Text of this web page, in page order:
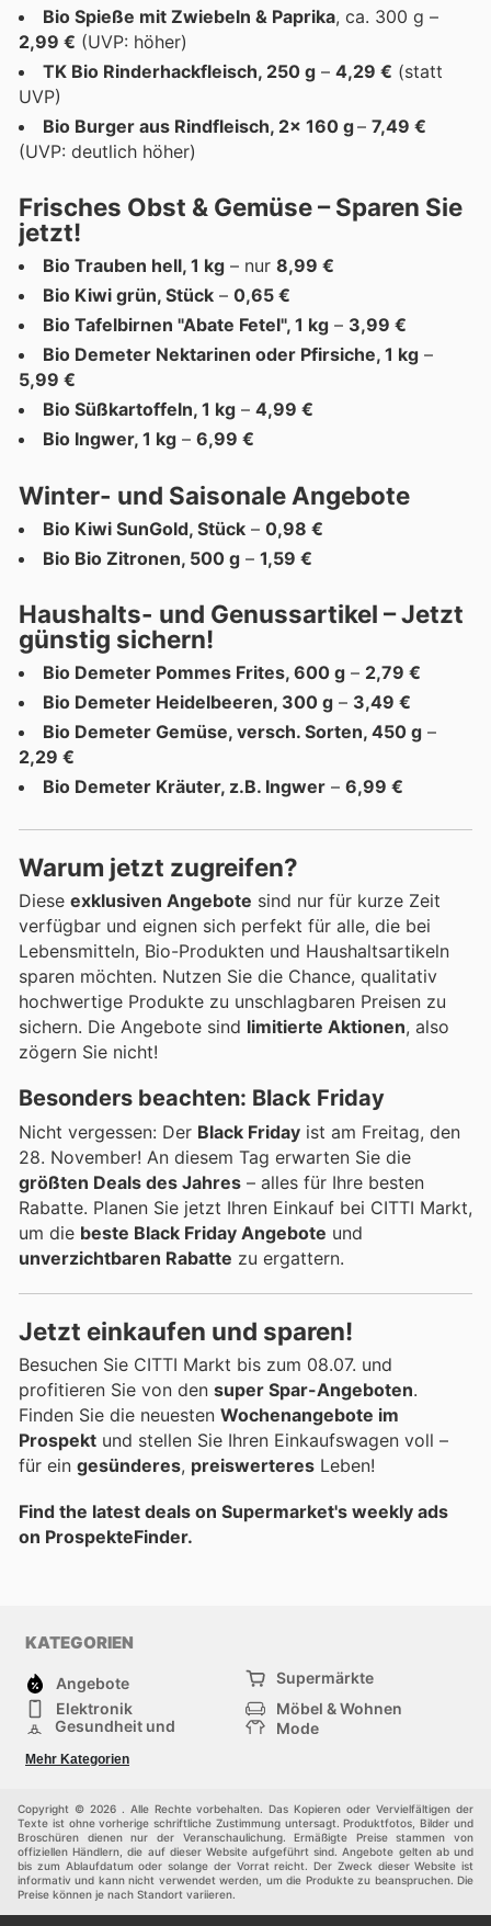
Bio Spieße mit Zwiebeln & Paprika, ca. 300 g –
2,99 € (UVP: höher)
TK Bio Rinderhackfleisch, 250 g – 4,29 € (statt
UVP)
Bio Burger aus Rindfleisch, 2x 160 g– 7,49 €
(UVP: deutlich höher)
Frisches Obst & Gemüse – Sparen Sie
jetzt!
Bio Trauben hell, 1 kg – nur 8,99 €
Bio Kiwi grün, Stück – 0,65 €
Bio Tafelbirnen "Abate Fetel", 1 kg – 3,99 €
Bio Demeter Nektarinen oder Pfirsiche, 1 kg –
5,99 €
Bio Süßkartoffeln, 1 kg – 4,99 €
Bio Ingwer, 1 kg – 6,99 €
Winter- und Saisonale Angebote
Bio Kiwi SunGold, Stück – 0,98 €
Bio Bio Zitronen, 500 g – 1,59 €
Haushalts- und Genussartikel – Jetzt
günstig sichern!
Bio Demeter Pommes Frites, 600 g – 2,79 €
Bio Demeter Heidelbeeren, 300 g – 3,49 €
Bio Demeter Gemüse, versch. Sorten, 450 g –
2,29 €
Bio Demeter Kräuter, z.B. Ingwer – 6,99 €
Warum jetzt zugreifen?
Diese exklusiven Angebote sind nur für kurze Zeit
verfügbar und eignen sich perfekt für alle, die bei
Lebensmitteln, Bio-Produkten und Haushaltsartikeln
sparen möchten. Nutzen Sie die Chance, qualitativ
hochwertige Produkte zu unschlagbaren Preisen zu
sichern. Die Angebote sind limitierte Aktionen, also
zögern Sie nicht!
Besonders beachten: Black Friday
Nicht vergessen: Der Black Friday ist am Freitag, den
28. November! An diesem Tag erwarten Sie die
größten Deals des Jahres – alles für Ihre besten
Rabatte. Planen Sie jetzt Ihren Einkauf bei CITTI Markt,
um die beste Black Friday Angebote und
unverzichtbaren Rabatte zu ergattern.
Jetzt einkaufen und sparen!
Besuchen Sie CITTI Markt bis zum 08.07. und
profitieren Sie von den super Spar-Angeboten.
Finden Sie die neuesten Wochenangebote im
Prospekt und stellen Sie Ihren Einkaufswagen voll –
für ein gesünderes, preiswerteres Leben!
Find the latest deals on Supermarket's weekly ads
on ProspekteFinder.
KATEGORIEN
Angebote
Supermärkte
Elektronik
Möbel & Wohnen
Gesundheit und
Mode
Sportartikel und
Sportbekleidung
Einkaufzentren
Andere
Mehr Kategorien
Copyright © 2026 . Alle Rechte vorbehalten. Das Kopieren oder Vervielfältigen der
Texte ist ohne vorherige schriftliche Zustimmung untersagt. Produktfotos, Bilder und
Broschüren dienen nur der Veranschaulichung. Ermäßigte Preise stammen von
offiziellen Händlern, die auf dieser Website aufgeführt sind. Angebote gelten ab und
bis zum Ablaufdatum oder solange der Vorrat reicht. Der Zweck dieser Website ist
informativ und kann nicht verwendet werden, um die Produkte zu beanspruchen. Die
Preise können je nach Standort variieren.